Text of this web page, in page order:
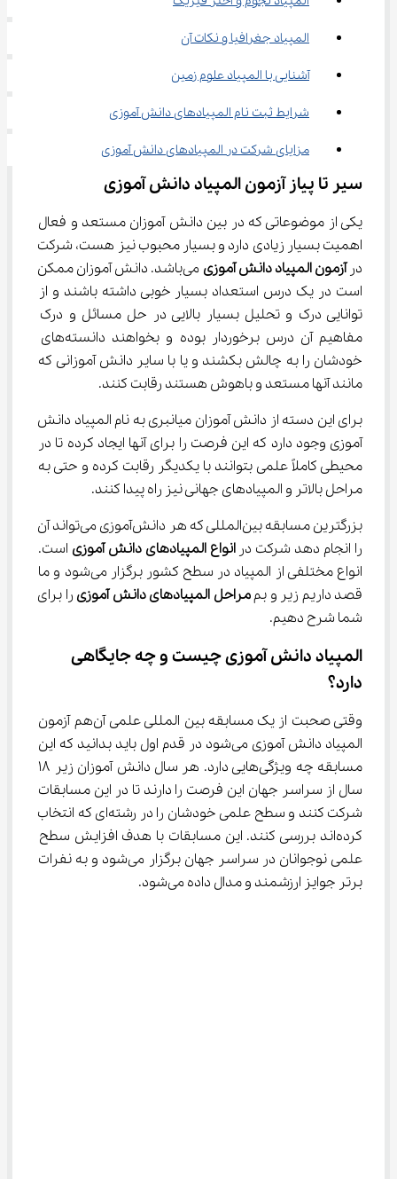
المپیاد جغرافیا و نکات آن
آشنایی با المپیاد علوم زمین
شرایط ثبت نام المپیادهای دانش آموزی
مزایای شرکت در المپیادهای دانش آموزی
سیر تا پیاز آزمون المپیاد دانش آموزی
یکی از موضوعاتی که در بین دانش آموزان مستعد و فعال
اهمیت بسیار زیادی دارد و بسیار محبوب نیز هست، شرکت
در آزمون المپیاد دانش آموزی
می‌باشد. دانش آموزان ممکن
است در یک درس استعداد بسیار خوبی داشته باشند و از
توانایی درک و تحلیل بسیار بالایی در حل مسائل و درک
مفاهیم آن درس برخوردار بوده و بخواهند دانسته‌های
خودشان را به چالش بکشند و یا با سایر دانش آموزانی که
مانند آنها مستعد و باهوش هستند رقابت کنند.
برای این دسته از دانش آموزان میانبری به نام المپیاد دانش
آموزی وجود دارد که این فرصت را برای آنها ایجاد کرده تا در
محیطی کاملاً علمی بتوانند با یکدیگر رقابت کرده و حتی به
مراحل بالاتر و المپیادهای جهانی نیز راه پیدا کنند.
بزرگترین مسابقه بین‌المللی که هر دانش‌آموزی می‌تواند آن
را انجام دهد شرکت در انواع المپیادهای دانش آموزی است.
انواع مختلفی از المپیاد در سطح کشور برگزار می‌شود و ما
قصد داریم زیر و بم مراحل المپیادهایدانش ‌آموزی
را برای
شما شرح دهیم.
المپیاد دانش آموزی چیست و چه جایگاهی
دارد؟
وقتی صحبت از یک مسابقه بین المللی علمی آن‌هم آزمون
المپیاد دانش آموزی می‌شود در قدم اول باید بدانید که این
سال از سراسر جهان این فرصت را دارند تا در این مسابقات
شرکت کنند و سطح علمی خودشان را در رشته‌ای که انتخاب
کرده‌اند بررسی کنند. این مسابقات با هدف افزایش سطح
علمی نوجوانان در سراسر جهان برگزار می‌شود و به نفرات
برتر جوایز ارزشمند و مدال داده می‌شود.